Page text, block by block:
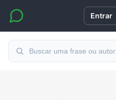
Entrar